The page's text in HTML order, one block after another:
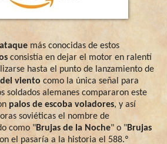
más conocidas de estos
consistía en dejar el motor en ralentí
hasta el punto de lanzamiento de
viento como la única señal para
soldados alemanes compararon este
palos de escoba voladores, y así
soviéticas el nombre de
como "Brujas de la Noche" o "Brujas
el pasaría a la historia el 588.º